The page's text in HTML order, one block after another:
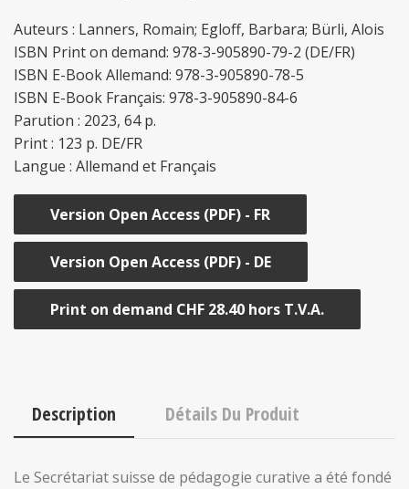
Auteurs : Lanners, Romain; Egloff, Barbara; Bürli, Alois
ISBN Print on demand: 978-3-905890-79-2 (DE/FR)
ISBN E-Book Allemand: 978-3-905890-78-5
ISBN E-Book Français: 978-3-905890-84-6
Parution : 2023, 64 p.
Print : 123 p. DE/FR
Langue : Allemand et Français
Version Open Access (PDF) - FR
Version Open Access (PDF) - DE
Print on demand CHF 28.40 hors T.V.A.
Description Détails Du Produit
Le Secrétariat suisse de pédagogie curative a été fondé